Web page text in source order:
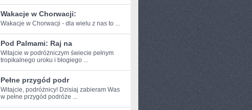
Wakacje w Chorwacji:
Wakacje‍ w ​Chorwacji - dla ⁢wielu z nas to ...
Pod Palmami: Raj na
Witajcie w podróżniczym⁣ świecie pełnym
tropikalnego uroku i błogiego ...
Pełne przygód podr
Witajcie, ⁤podróżnicy! Dzisiaj ‌zabieram​ Was
w pełne przygód podróże ...